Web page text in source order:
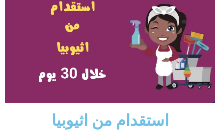
استقدام من اثيوبيا